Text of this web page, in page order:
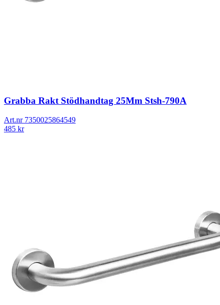
Grabba Rakt Stödhandtag 25Mm Stsh-790A
Art.nr 7350025864549
485 kr